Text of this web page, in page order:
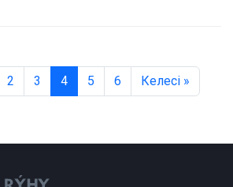
2 3 4 5 6 Келесі »